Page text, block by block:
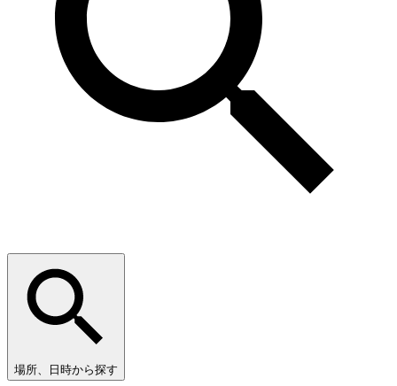
場所、日時から探す